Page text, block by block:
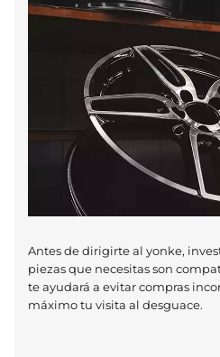
Antes de dirigirte al yonke,
piezas que necesitas son
te ayudará a evitar compras
máximo tu visita al desguace.